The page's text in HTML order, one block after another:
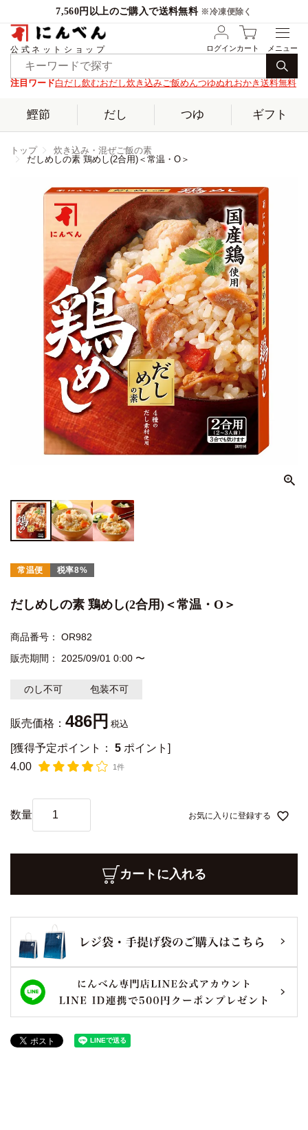
7,560円以上のご購入で送料無料 ※冷凍便除く
公式ネットショップ ログインカート
注目ワード白だし飲むおだし炊き込みご飯めんつゆぬれおかき 送料無料
鰹節 だし つゆ ギフト
トップ
炊き込み・混ぜご飯の素
だしめしの素 鶏めし(2合用)＜常温・O＞
常温便 税率8%
だしめしの素 鶏めし(2合用)＜常温・O＞
商品番号
OR982
販売期間
2025/09/01 0:00 〜
のし不可 包装不可
販売価格： 486 税込
[獲得予定ポイント： 5 ポイント]
4.00
1件
お気に入りに登録する
カートに入れる